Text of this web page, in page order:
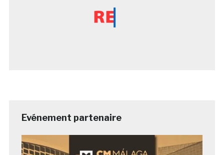
Evénement partenaire